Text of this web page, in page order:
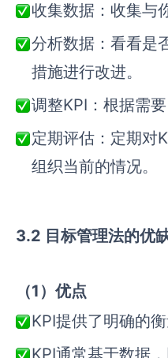
收集数据：收集与
分析数据：看看是
措施进行改进。
调整KPI：根据需要
定期评估： 定期对
组织当前的情况。
3.2 目标管理法的优
（1）优点
KPI提供了明确的
KPI通常基于数据